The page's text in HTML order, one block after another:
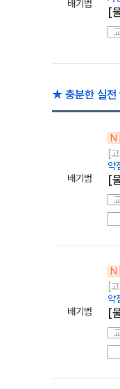
배기범
[
★ 충분한 실전
배기범
N
[
약
[
배기범
N
[
약
[